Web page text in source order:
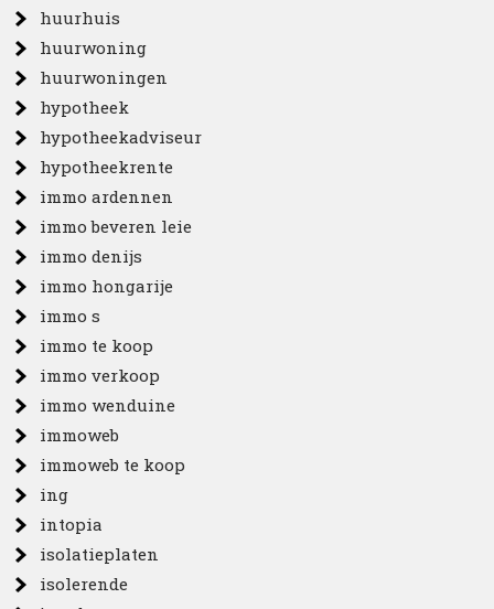
huurhuis
huurwoning
huurwoningen
hypotheek
hypotheekadviseur
hypotheekrente
immo ardennen
immo beveren leie
immo denijs
immo hongarije
immo s
immo te koop
immo verkoop
immo wenduine
immoweb
immoweb te koop
ing
intopia
isolatieplaten
isolerende